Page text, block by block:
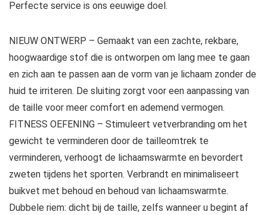
Perfecte service is ons eeuwige doel.
NIEUW ONTWERP – Gemaakt van een zachte, rekbare,
hoogwaardige stof die is ontworpen om lang mee te gaan
en zich aan te passen aan de vorm van je lichaam zonder de
huid te irriteren. De sluiting zorgt voor een aanpassing van
de taille voor meer comfort en ademend vermogen.
FITNESS OEFENING – Stimuleert vetverbranding om het
gewicht te verminderen door de tailleomtrek te
verminderen, verhoogt de lichaamswarmte en bevordert
zweten tijdens het sporten. Verbrandt en minimaliseert
buikvet met behoud en behoud van lichaamswarmte.
Dubbele riem: dicht bij de taille, zelfs wanneer u begint af